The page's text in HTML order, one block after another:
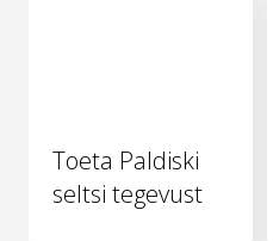
Toeta Paldiski
seltsi tegevust